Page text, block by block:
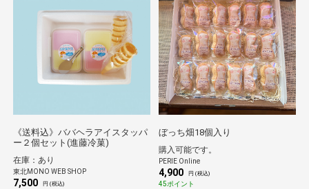
《送料込》ババヘラアイスタッパ
ー２個セット(進藤冷菓)
在庫：あり
東北MONO WEB SHOP
7,500 円 (税込)
ぼっち畑18個入り
購入可能です。
PERIE Online
4,900 円 (税込)
45ポイント